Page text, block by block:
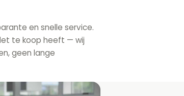
en snelle service.
te koop heeft — wij
geen lange